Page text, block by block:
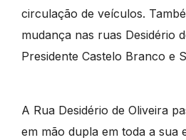
circulação de veículos.
mudança nas ruas Desidério
Presidente Castelo Branco e
A Rua Desidério de Oliveira
em mão dupla em toda a sua